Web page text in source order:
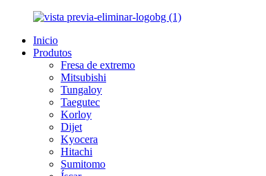
Inicio
Produtos
Fresa de extremo
Mitsubishi
Tungaloy
Taegutec
Korloy
Dijet
Kyocera
Hitachi
Sumitomo